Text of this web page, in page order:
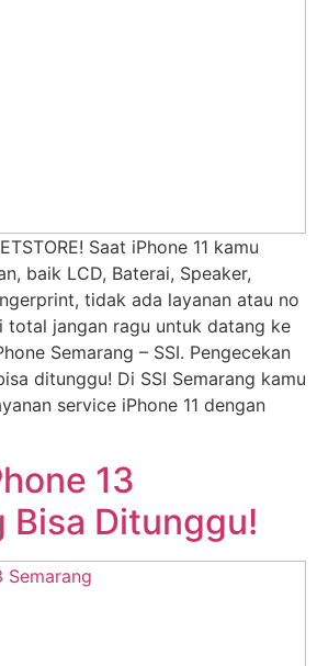
Saat iPhone 11 kamu
baik LCD, Baterai, Speaker,
tidak ada layanan atau no
total jangan ragu untuk datang ke
Semarang – SSI. Pengecekan
ditunggu! Di SSI Semarang kamu
service iPhone 11 dengan
13
Bisa Ditunggu!